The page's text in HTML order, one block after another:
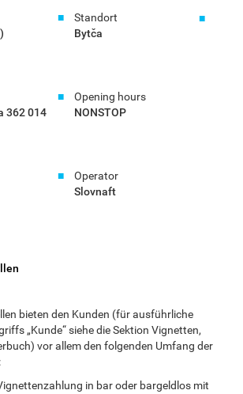
Standort
Bytča
362 014
Opening hours
NONSTOP
Operator
Slovnaft
bieten den Kunden (für ausführliche
„Kunde“ siehe die Sektion Vignetten,
vor allem den folgenden Umfang der
in bar oder bargeldlos mit